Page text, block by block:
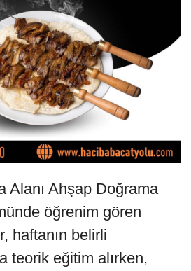
Alanı Ahşap Doğrama
öğrenim gören
haftanın belirli
teorik eğitim alırken,